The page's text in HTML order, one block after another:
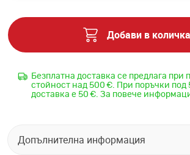
Добави в количка
Безплатна доставка се предлага при
стойност над 500 €. При поръчки под
доставка е 50 €. За повече
Допълнителна информация